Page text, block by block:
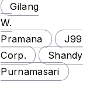
Gilang
W.
Pramana
J99
Corp.
Shandy
Purnamasari